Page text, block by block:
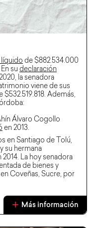
de $882.534.000
en su declaración de renta de 2018. En su declaración
la senadora
viene de sus
Además,
Álvaro Cogollo
en 2013.
en Santiago de Tolú,
su hermana
La hoy senadora
de bienes y
Coveñas, Sucre, por
Más información